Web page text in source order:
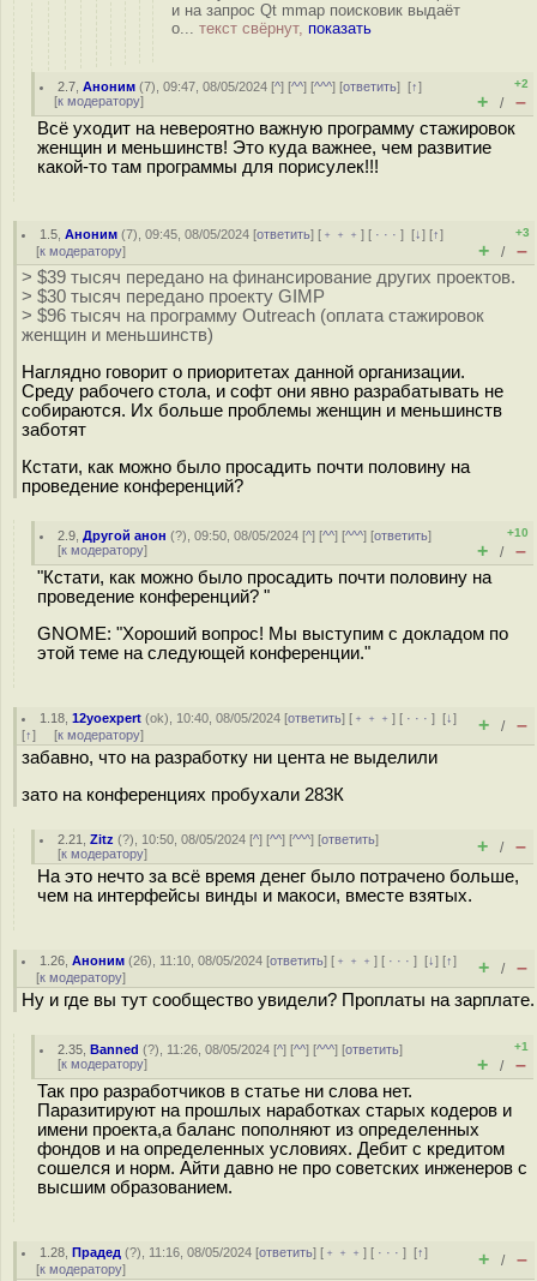
и на запрос Qt mmap поисковик выдаёт
о... текст свёрнут, показать
2.7 ,Аноним (7), 09:47, 08/05/2024 [^] [^^] [^^^] [ответить][↑]
[к модератору]
+2
+ / –
Всё уходит на невероятно важную программу стажировок
женщин и меньшинств! Это куда важнее, чем развитие
какой-то там программы для порисулек!!!
1.5 ,Аноним (7), 09:45, 08/05/2024 [ответить] [ ﹢﹢﹢] [ · · ·][↓] [↑]
[к модератору]
+3
+ / –
> $39 тысяч передано на финансирование других проектов.
> $30 тысяч передано проекту GIMP
> $96 тысяч на программу Outreach (оплата стажировок
женщин и меньшинств)
Наглядно говорит о приоритетах данной организации.
Среду рабочего стола, и софт они явно разрабатывать не
собираются. Их больше проблемы женщин и меньшинств
заботят
Кстати, как можно было просадить почти половину на
проведение конференций?
2.9 ,Другой анон (?), 09:50, 08/05/2024 [^] [^^] [^^^] [ответить]
[к модератору]
+10
+ / –
"Кстати, как можно было просадить почти половину на
проведение конференций? "
GNOME: "Хороший вопрос! Мы выступим с докладом по
этой теме на следующей конференции."
1.18 ,12yoexpert (ok), 10:40, 08/05/2024 [ответить] [ ﹢﹢﹢] [ · · ·][↓]
[↑] [к модератору] + / –
забавно, что на разработку ни цента не выделили
зато на конференциях пробухали 283К
2.21 ,Zitz (?), 10:50, 08/05/2024 [^] [^^] [^^^] [ответить]
[к модератору] + / –
На это нечто за всё время денег было потрачено больше,
чем на интерфейсы винды и макоси, вместе взятых.
1.26 ,Аноним (26), 11:10, 08/05/2024 [ответить] [ ﹢﹢﹢] [ · · ·][↓] [↑]
[к модератору] + / –
Ну и где вы тут сообщество увидели? Проплаты на зарплате.
2.35 ,Banned (?), 11:26, 08/05/2024 [^] [^^] [^^^] [ответить]
[к модератору]
+1
+ / –
Так про разработчиков в статье ни слова нет.
Паразитируют на прошлых наработках старых кодеров и
имени проекта,а баланс пополняют из определенных
фондов и на определенных условиях. Дебит с кредитом
сошелся и норм. Айти давно не про советских инженеров с
высшим образованием.
1.28 ,Прадед (?), 11:16, 08/05/2024 [ответить] [ ﹢﹢﹢] [ · · ·][↑]
[к модератору] + / –